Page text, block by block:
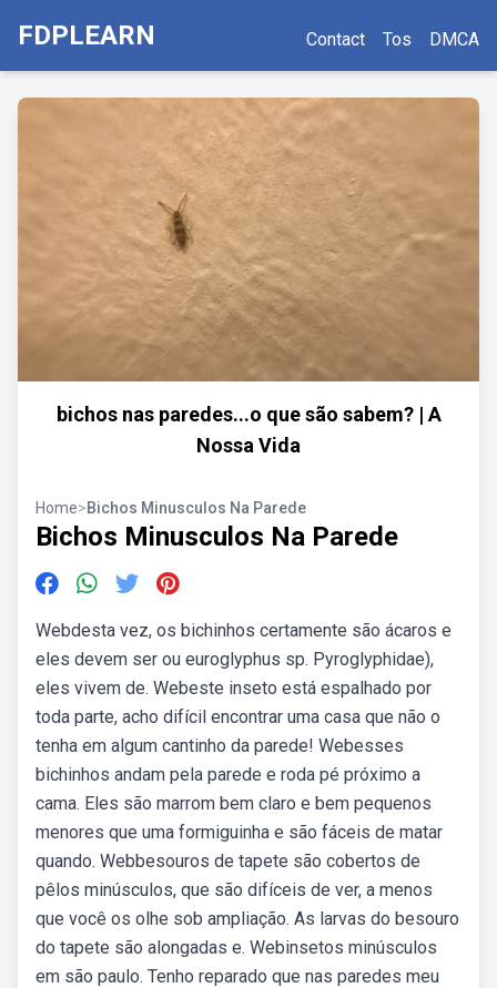
FDPLEARN Contact Tos DMCA
bichos nas paredes...o que são sabem? | A
Nossa Vida
Home>Bichos Minusculos Na Parede
Bichos Minusculos Na Parede
Webdesta vez, os bichinhos certamente são ácaros e
eles devem ser ou euroglyphus sp. Pyroglyphidae),
eles vivem de. Webeste inseto está espalhado por
toda parte, acho difícil encontrar uma casa que não o
tenha em algum cantinho da parede! Webesses
bichinhos andam pela parede e roda pé próximo a
cama. Eles são marrom bem claro e bem pequenos
menores que uma formiguinha e são fáceis de matar
quando. Webbesouros de tapete são cobertos de
pêlos minúsculos, que são difíceis de ver, a menos
que você os olhe sob ampliação. As larvas do besouro
do tapete são alongadas e. Webinsetos minúsculos
em são paulo. Tenho reparado que nas paredes meu